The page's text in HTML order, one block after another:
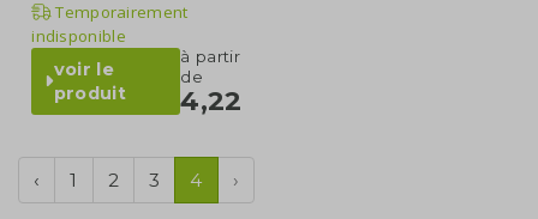
Temporairement
indisponible
voir le
produit
à partir
de
4,22
‹ 1 2 3 4 ›